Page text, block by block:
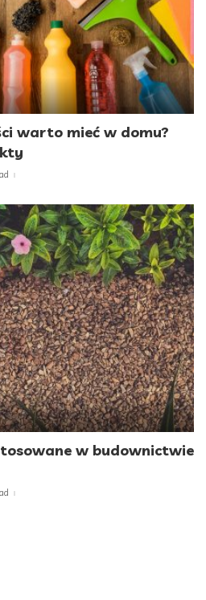
warto mieć w domu?
w budownictwie